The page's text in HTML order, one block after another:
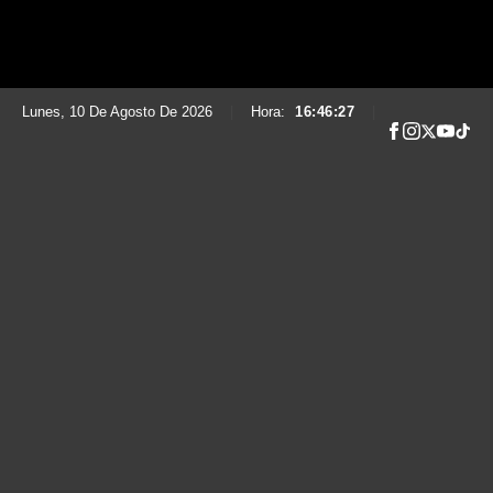
Lunes, 10 De Agosto De 2026 Hora: 16:46:29